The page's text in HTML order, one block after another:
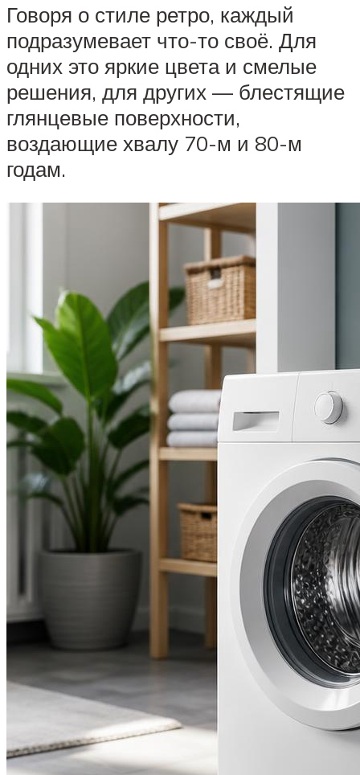
Говоря о стиле ретро, каждый
подразумевает что-то своё. Для
одних это яркие цвета и смелые
решения, для других — блестящие
глянцевые поверхности,
воздающие хвалу 70-м и 80-м
годам.